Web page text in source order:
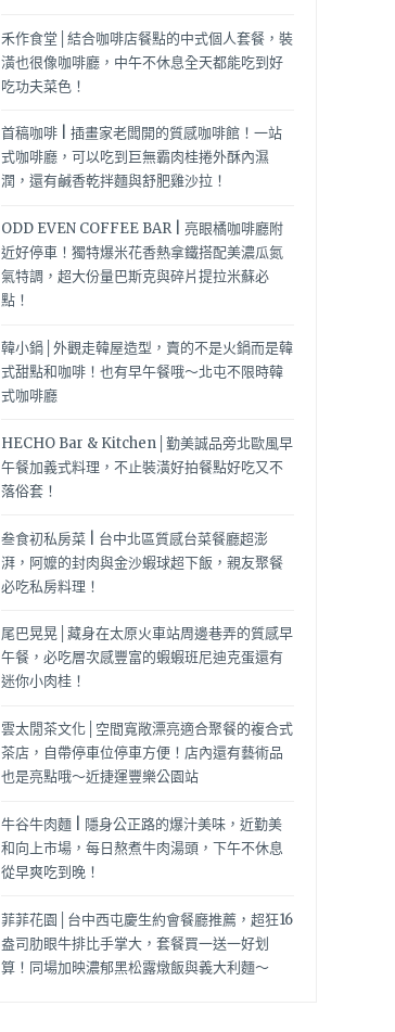
禾作食堂│結合咖啡店餐點的中式個人套餐，裝
潢也很像咖啡廳，中午不休息全天都能吃到好
吃功夫菜色！
首稿咖啡 | 插畫家老闆開的質感咖啡館！一站
式咖啡廳，可以吃到巨無霸肉桂捲外酥內濕
潤，還有鹹香乾拌麵與舒肥雞沙拉！
ODD EVEN COFFEE BAR | 亮眼橘咖啡廳附
近好停車！獨特爆米花香熱拿鐵搭配美濃瓜氮
氣特調，超大份量巴斯克與碎片提拉米蘇必
點！
韓小鍋│外觀走韓屋造型，賣的不是火鍋而是韓
式甜點和咖啡！也有早午餐哦～北屯不限時韓
式咖啡廳
HECHO Bar & Kitchen│勤美誠品旁北歐風早
午餐加義式料理，不止裝潢好拍餐點好吃又不
落俗套！
叁食初私房菜 | 台中北區質感台菜餐廳超澎
湃，阿嬤的封肉與金沙蝦球超下飯，親友聚餐
必吃私房料理！
尾巴晃晃│藏身在太原火車站周邊巷弄的質感早
午餐，必吃層次感豐富的蝦蝦班尼迪克蛋還有
迷你小肉桂！
雲太閒茶文化│空間寬敞漂亮適合聚餐的複合式
茶店，自帶停車位停車方便！店內還有藝術品
也是亮點哦～近捷運豐樂公園站
牛谷牛肉麵 | 隱身公正路的爆汁美味，近勤美
和向上市場，每日熬煮牛肉湯頭，下午不休息
從早爽吃到晚！
菲菲花園│台中西屯慶生約會餐廳推薦，超狂16
盎司肋眼牛排比手掌大，套餐買一送一好划
算！同場加映濃郁黑松露燉飯與義大利麵～